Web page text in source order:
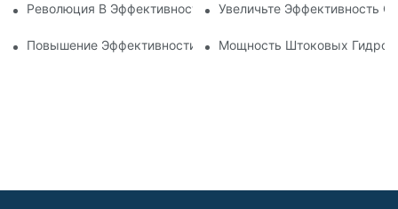
Революция В Эффективности: Электрический
Увеличьте Эффективность
Повышение Эффективности: Преимущества 4-
Мощность Штоковых